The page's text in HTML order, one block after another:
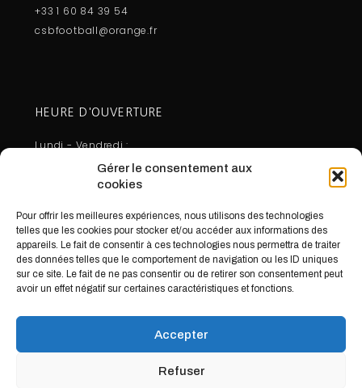
Gérer le consentement aux
cookies
Pour offrir les meilleures expériences, nous utilisons des technologies
telles que les cookies pour stocker et/ou accéder aux informations des
appareils. Le fait de consentir à ces technologies nous permettra de traiter
des données telles que le comportement de navigation ou les ID uniques
sur ce site. Le fait de ne pas consentir ou de retirer son consentement peut
avoir un effet négatif sur certaines caractéristiques et fonctions.
Accepter
Refuser
+33 1 60 84 39 54
csbfootball@orange.fr
HEURE D'OUVERTURE
Lundi - Vendredi :
10:00 - 12:30
Fermé